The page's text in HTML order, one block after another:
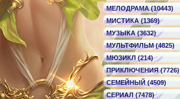
МЕЛОДРАМА (10443)
МИСТИКА (1369)
МУЗЫКА (3632)
МУЛЬТФИЛЬМ (4825)
МЮЗИКЛ (214)
ПРИКЛЮЧЕНИЯ (7726)
СЕМЕЙНЫЙ (4509)
СЕРИАЛ (7478)